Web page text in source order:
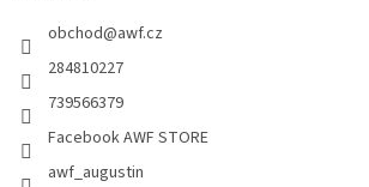
obchod@awf.cz
284810227
739566379
Facebook AWF STORE
awf_augustin